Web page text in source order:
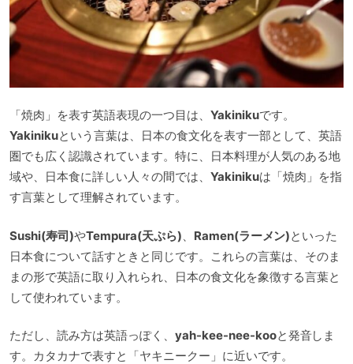
「焼肉」を表す英語表現の一つ目は、 Yakinikuです。
Yakinikuという言葉は、日本の食文化を表す一部として、英語
圏でも広く認識されています。特に、日本料理が人気のある地
域や、日本食に詳しい人々の間では、 Yakinikuは「焼肉」を指
す言葉として理解されています。
Sushi(寿司)やTempura(天ぷら) Ramen(ラーメン)といった
日本食について話すときと同じです。これらの言葉は、そのま
まの形で英語に取り入れられ、日本の食文化を象徴する言葉と
して使われています。
ただし、読み方は英語っぽく、 yah-kee-nee-kooと発音しま
す。カタカナで表すと「ヤキニークー」に近いです。